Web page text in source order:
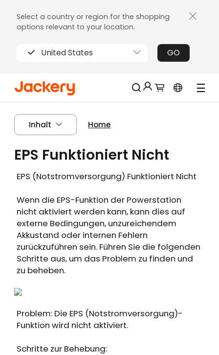
Select a country or region for the shopping
options relevant to your location.
United States GO
Limitierter!
Läuft auf Hochtouren!
Jackery-Mitgliedschaft für mehrere
Vorteile
Registrierung
Kostenloses Geschenk bei Bestellungen
über 2000€
Erhalten Sie regelmäßige Erinnerungen an
die Produktpflege
Erhalten Sie 15% Rabatt, sobald die
Garantie abgelaufen ist
Anmeldung
Inhalt Home
EPS Funktioniert Nicht
EPS (Notstromversorgung) Funktioniert Nicht
Wenn die EPS-Funktion der Powerstation
nicht aktiviert werden kann, kann dies auf
externe Bedingungen, unzureichendem
Akkustand oder internen Fehlern
zurückzuführen sein. Führen Sie die folgenden
Schritte aus, um das Problem zu finden und
zu beheben.
Problem: Die EPS (Notstromversorgung)-
Funktion wird nicht aktiviert.
Schritte zur Behebung: